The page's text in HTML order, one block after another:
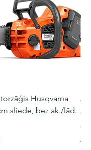
Husqvarna
sliede, bez ak./lād.